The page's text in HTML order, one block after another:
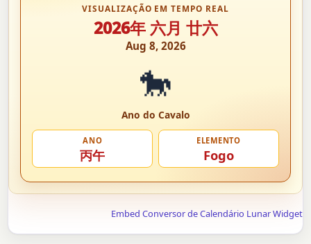
VISUALIZAÇÃO EM TEMPO REAL
2026年 六月 廿六
Aug 8, 2026
🐎
Ano do Cavalo
ANO
丙午
ELEMENTO
Fogo
Embed Conversor de Calendário Lunar Widget